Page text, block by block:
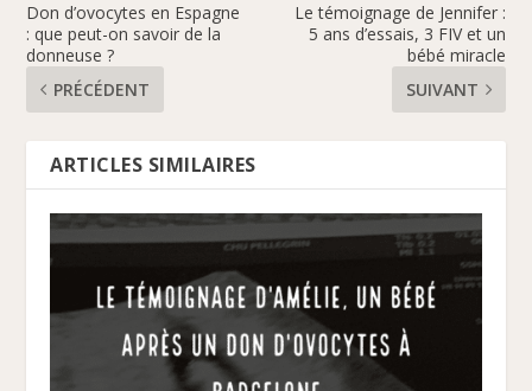
Don d’ovocytes en Espagne
: que peut-on savoir de la
donneuse ?
PRÉCÉDENT
Le témoignage de Jennifer :
5 ans d’essais, 3 FIV et un
bébé miracle
SUIVANT
ARTICLES SIMILAIRES